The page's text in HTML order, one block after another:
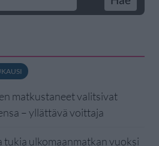
matkustaneet valitsivat
– yllättävä voittaja
tukia ulkomaanmatkan vuoksi